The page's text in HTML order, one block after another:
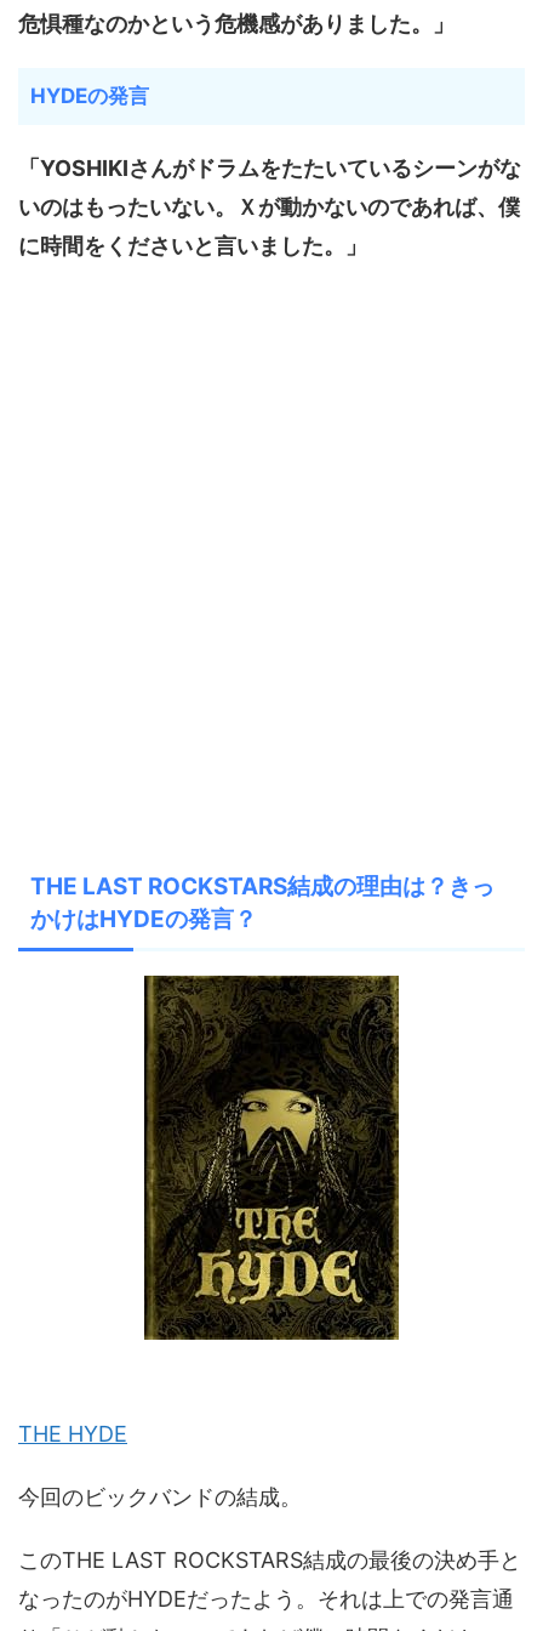
危惧種なのかという危機感がありました。」
HYDEの発言
「YOSHIKIさんがドラムをたたいているシーンがな
いのはもったいない。Ｘが動かないのであれば、僕
に時間をくださいと言いました。」
THE LAST ROCKSTARS結成の理由は？きっ
かけはHYDEの発言？
THE HYDE
今回のビックバンドの結成。
このTHE LAST ROCKSTARS結成の最後の決め手と
なったのがHYDEだったよう。それは上での発言通